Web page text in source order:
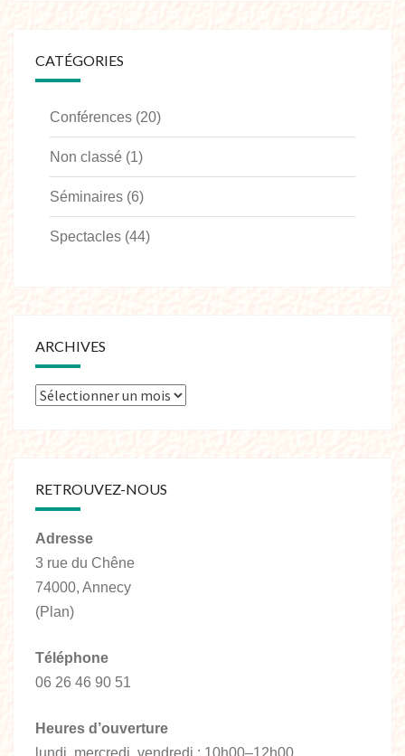
CATÉGORIES
Conférences (20)
Non classé (1)
Séminaires (6)
Spectacles (44)
ARCHIVES
RETROUVEZ-NOUS
Adresse
3 rue du Chêne
74000, Annecy
(Plan)
Téléphone
06 26 46 90 51
Heures d’ouverture
lundi, mercredi, vendredi : 10h00–12h00